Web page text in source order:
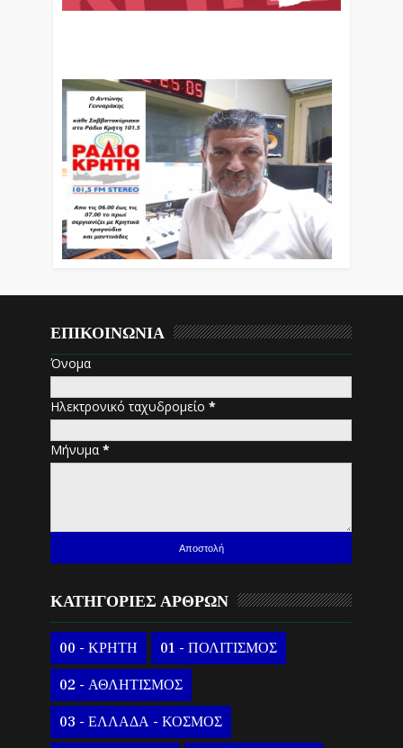
ΕΠΙΚΟΙΝΩΝΙΑ
Όνομα
Ηλεκτρονικό ταχυδρομείο*
Μήνυμα*
ΚΑΤΗΓΟΡΙΕΣ ΑΡΘΡΩΝ
00 - ΚΡΗΤΗ 01 - ΠΟΛΙΤΙΣΜΟΣ
02 - ΑΘΛΗΤΙΣΜΟΣ
03 - ΕΛΛΑΔΑ - ΚΟΣΜΟΣ